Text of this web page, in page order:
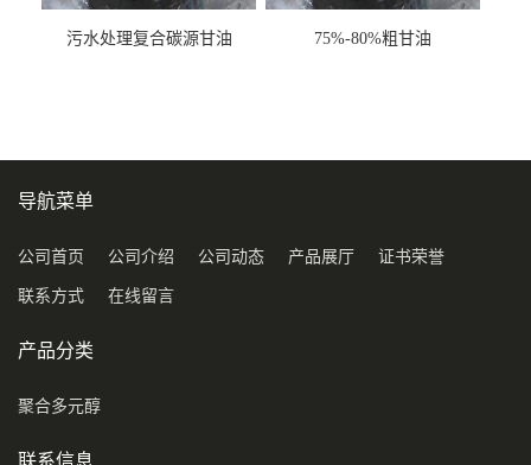
污水处理复合碳源甘油
75%-80%粗甘油
导航菜单
公司首页 公司介绍 公司动态 产品展厅 证书荣誉
联系方式 在线留言
产品分类
聚合多元醇
联系信息